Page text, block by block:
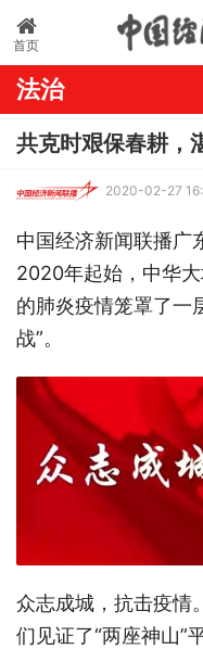
首页
法治
共克时艰保春耕，
2020-02-27
中国经济新闻联播广
2020年起始，中华
的肺炎疫情笼罩了一
战”。
众志成城，抗击疫情
们见证了“两座神山”